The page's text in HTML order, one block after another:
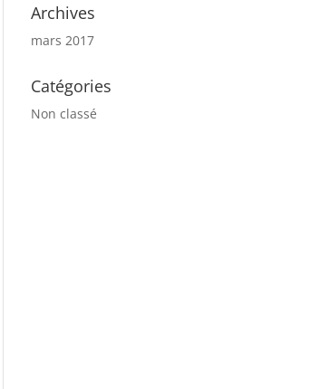
Archives
mars 2017
Catégories
Non classé